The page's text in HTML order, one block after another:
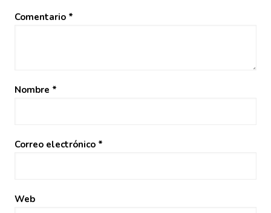
Comentario *
Nombre *
Correo electrónico *
Web